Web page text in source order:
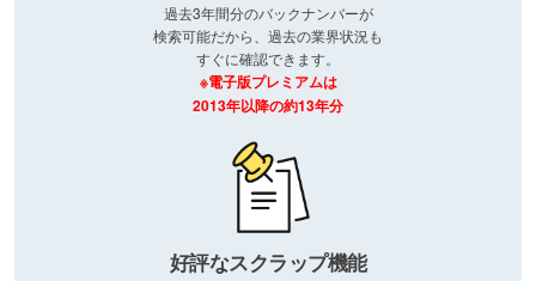
過去3年間分のバックナンバーが
検索可能だから、過去の業界状況も
すぐに確認できます。
※電子版プレミアムは
2013年以降の約13年分
好評なスクラップ機能